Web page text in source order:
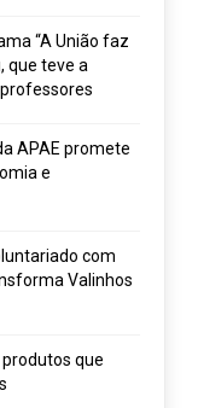
“A União faz
que teve a
APAE promete
e
com
Valinhos
que